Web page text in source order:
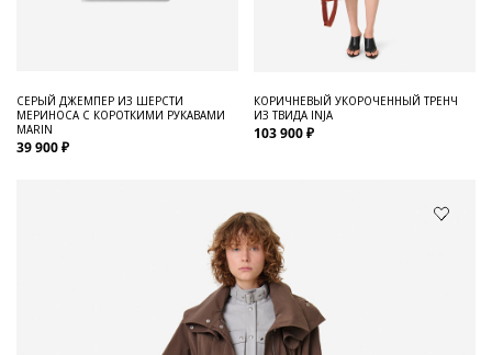
СЕРЫЙ ДЖЕМПЕР ИЗ ШЕРСТИ
МЕРИНОСА С КОРОТКИМИ РУКАВАМИ
MARIN
39 900 ₽
КОРИЧНЕВЫЙ УКОРОЧЕННЫЙ ТРЕНЧ
ИЗ ТВИДА INJA
103 900 ₽